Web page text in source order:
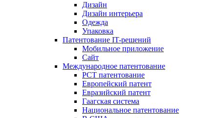
Дизайн
Дизайн интерьера
Одежда
Упаковка
Патентование IT-решений
Мобильное приложение
Сайт
Международное патентование
PCT патентование
Европейский патент
Евразийский патент
Гаагская система
Национальное патентование